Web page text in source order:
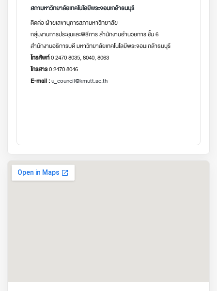
สภามหาวิทยาลัยเทคโนโลยีพระจอมเกล้าธนบุรี
ติดต่อ ฝ่ายเลขานุการสภามหาวิทยาลัย
กลุ่มงานการประชุมและพิธีการ สำนักงานอำนวยการ ชั้น 6
สำนักงานอธิการบดี มหาวิทยาลัยเทคโนโลยีพระจอมเกล้าธนบุรี
โทรศัพท์0 2470 8035, 8040, 8063
โทรสาร0 2470 8046
E-mail :u_council@kmutt.ac.th